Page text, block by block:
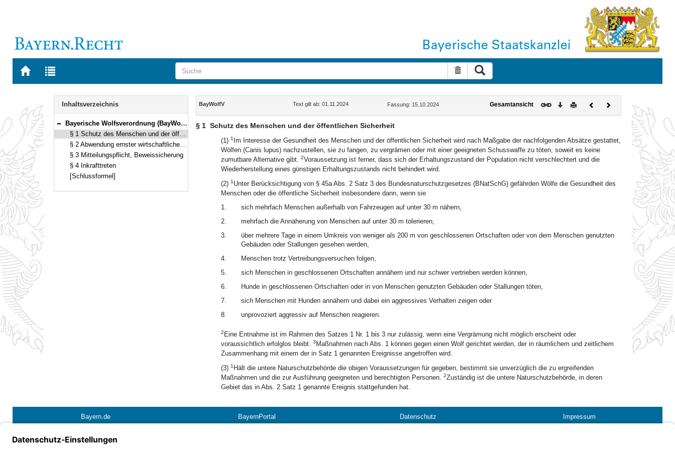
Zur
BAYERN.RECHT
Zur
letzten
Suche zurücksetzen
Navigation
Inhaltsverzeichnis
Bereich reduzieren
Bayerische Wolfsverordnung (BayWolfV) Vom 15. Oktober 2024 (GVBl. S. 496) BayRS 791-1-14-U (§§ 1–4)
§ 1 Schutz des Menschen und der öffentlichen Sicherheit
§ 2 Abwendung ernster wirtschaftlicher Schäden
§ 3 Mitteilungspflicht, Beweissicherung
§ 4 Inkrafttreten
[Schlussformel]
Inhalt
BayWolfV Text gilt ab: 01.11.2024 Fassung: 15.10.2024 Gesamtansicht Download
DruckenVorherigesNächstes
Dokument
§ 1 Schutz des Menschen und der öffentlichen Sicherheit
(1) 1 Im Interesse der Gesundheit des Menschen und der öffentlichen Sicherheit wird nach Maßgabe der nachfolgenden Absätze gestattet,
Wölfen (Canis lupus) nachzustellen, sie zu fangen, zu vergrämen oder mit einer geeigneten Schusswaffe zu töten, soweit es keine
zumutbare Alternative gibt. 2Voraussetzung ist ferner, dass sich der Erhaltungszustand der Population nicht verschlechtert und die
Wiederherstellung eines günstigen Erhaltungszustands nicht behindert wird.
(2) 1Unter Berücksichtigung von § 45a Abs. 2 Satz 3 des Bundesnaturschutzgesetzes (BNatSchG) gefährden Wölfe die Gesundheit des
Menschen oder die öffentliche Sicherheit insbesondere dann, wenn sie
1.
sich mehrfach Menschen außerhalb von Fahrzeugen auf unter 30 m nähern,
2.
mehrfach die Annäherung von Menschen auf unter 30 m tolerieren,
3.
über mehrere Tage in einem Umkreis von weniger als 200 m von geschlossenen Ortschaften oder von dem Menschen genutzten
Gebäuden oder Stallungen gesehen werden,
4.
Menschen trotz Vertreibungsversuchen folgen,
5.
sich Menschen in geschlossenen Ortschaften annähern und nur schwer vertrieben werden können,
6.
Hunde in geschlossenen Ortschaften oder in von Menschen genutzten Gebäuden oder Stallungen töten,
7.
sich Menschen mit Hunden annähern und dabei ein aggressives Verhalten zeigen oder
8.
unprovoziert aggressiv auf Menschen reagieren.
2 Eine Entnahme ist im Rahmen des Satzes 1 Nr. 1 bis 3 nur zulässig, wenn eine Vergrämung nicht möglich erscheint oder
voraussichtlich erfolglos bleibt. 3 Maßnahmen nach Abs. 1 können gegen einen Wolf gerichtet werden, der in räumlichem und zeitlichem
Zusammenhang mit einem der in Satz 1 genannten Ereignisse angetroffen wird.
(3) 1 Hält die untere Naturschutzbehörde die obigen Voraussetzungen für gegeben, bestimmt sie unverzüglich die zu ergreifenden
Maßnahmen und die zur Ausführung geeigneten und berechtigten Personen. 2Zuständig ist die untere Naturschutzbehörde, in deren
Gebiet das in Abs. 2 Satz 1 genannte Ereignis stattgefunden hat.
Bayern.de BayernPortal Datenschutz
Impressum